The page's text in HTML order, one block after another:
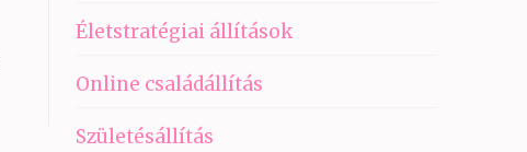
Életstratégiai állítások
Online családállítás
Születésállítás